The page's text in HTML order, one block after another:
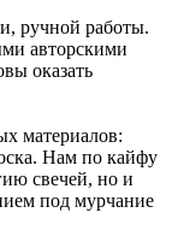
ручной работы.
авторскими
оказать
материалов:
Нам по кайфу
свечей, но и
под мурчание